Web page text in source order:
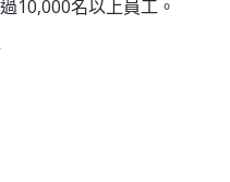
10,000名以上員工。